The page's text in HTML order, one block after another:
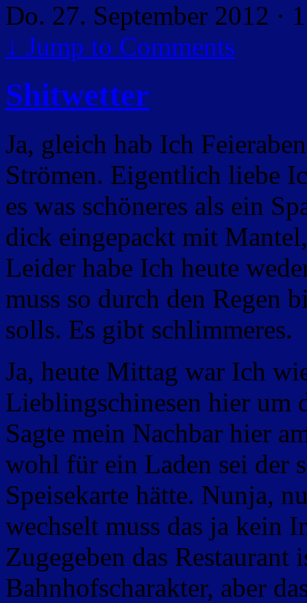
Do. 27. September 2012 ·
↓ Jump to Comments
Shitwetter
Ja, gleich hab Ich
Strömen. Eigentlich liebe
es was schöneres als ein
dick eingepackt mit
Leider habe Ich heute
muss so durch den Regen
solls. Es gibt schlimmeres.
Ja, heute Mittag war Ich
Lieblingschinesen hier um
Sagte mein Nachbar hier
wohl für ein Laden sei der
Speisekarte hätte. Nunja,
wechselt muss das ja kein
Zugegeben das
Bahnhofscharakter, aber